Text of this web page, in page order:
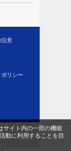
注意
リシー
サイト内の一部の機能
動に利用することを目